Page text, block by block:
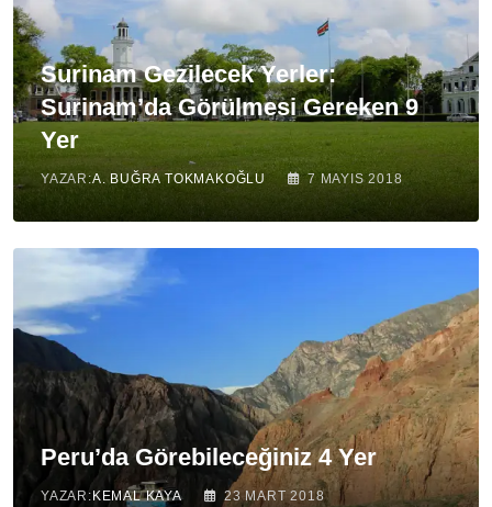
Surinam Gezilecek Yerler:
Surinam’da Görülmesi Gereken 9
Yer
YAZAR:A. BUĞRA TOKMAKOĞLU 7 MAYIS 2018
Peru’da Görebileceğiniz 4 Yer
YAZAR: KEMAL KAYA 23 MART 2018